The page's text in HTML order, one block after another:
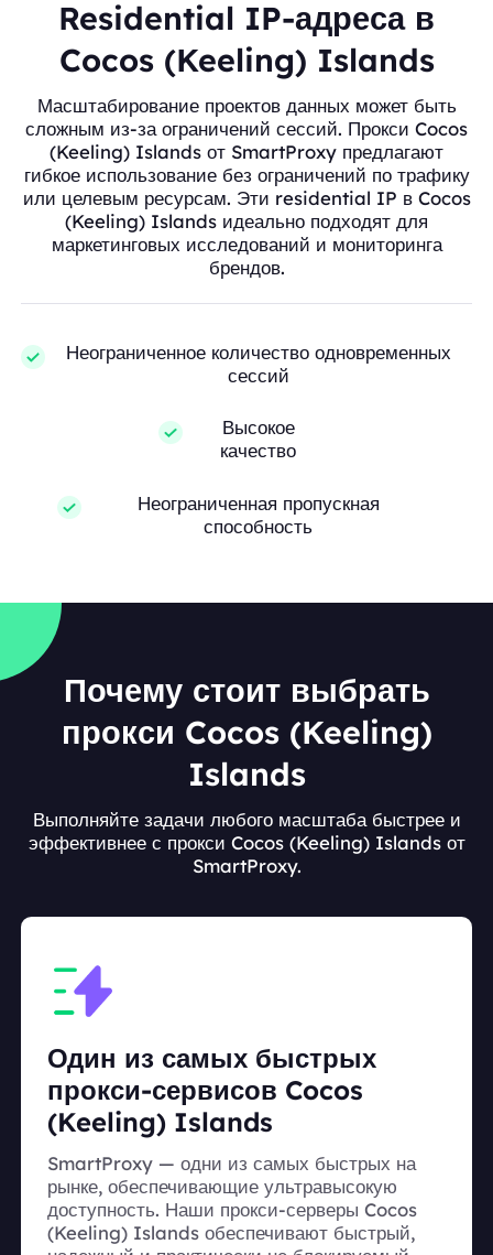
Residential IP-адреса в
Cocos (Keeling) Islands
Масштабирование проектов данных может быть
сложным из-за ограничений сессий. Прокси Cocos
(Keeling) Islands от SmartProxy предлагают
гибкое использование без ограничений по трафику
или целевым ресурсам. Эти residential IP в Cocos
(Keeling) Islands идеально подходят для
маркетинговых исследований и мониторинга
брендов.
Неограниченное количество одновременных
сессий
Высокое
качество
Неограниченная пропускная
способность
Почему стоит выбрать
прокси Cocos (Keeling)
Islands
Выполняйте задачи любого масштаба быстрее и
эффективнее с прокси Cocos (Keeling) Islands от
SmartProxy.
Один из самых быстрых
прокси-сервисов Cocos
(Keeling) Islands
SmartProxy — одни из самых быстрых на
рынке, обеспечивающие ультравысокую
доступность. Наши прокси-серверы Cocos
(Keeling) Islands обеспечивают быстрый,